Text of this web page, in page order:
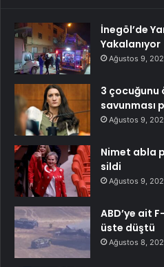
İnegöl’de
Yakalanıyor
Ağustos 9,
3 çocuğunu
savunması
Ağustos 9,
Nimet abla
sildi
Ağustos 9,
ABD’ye ait
üste düştü
Ağustos 8,